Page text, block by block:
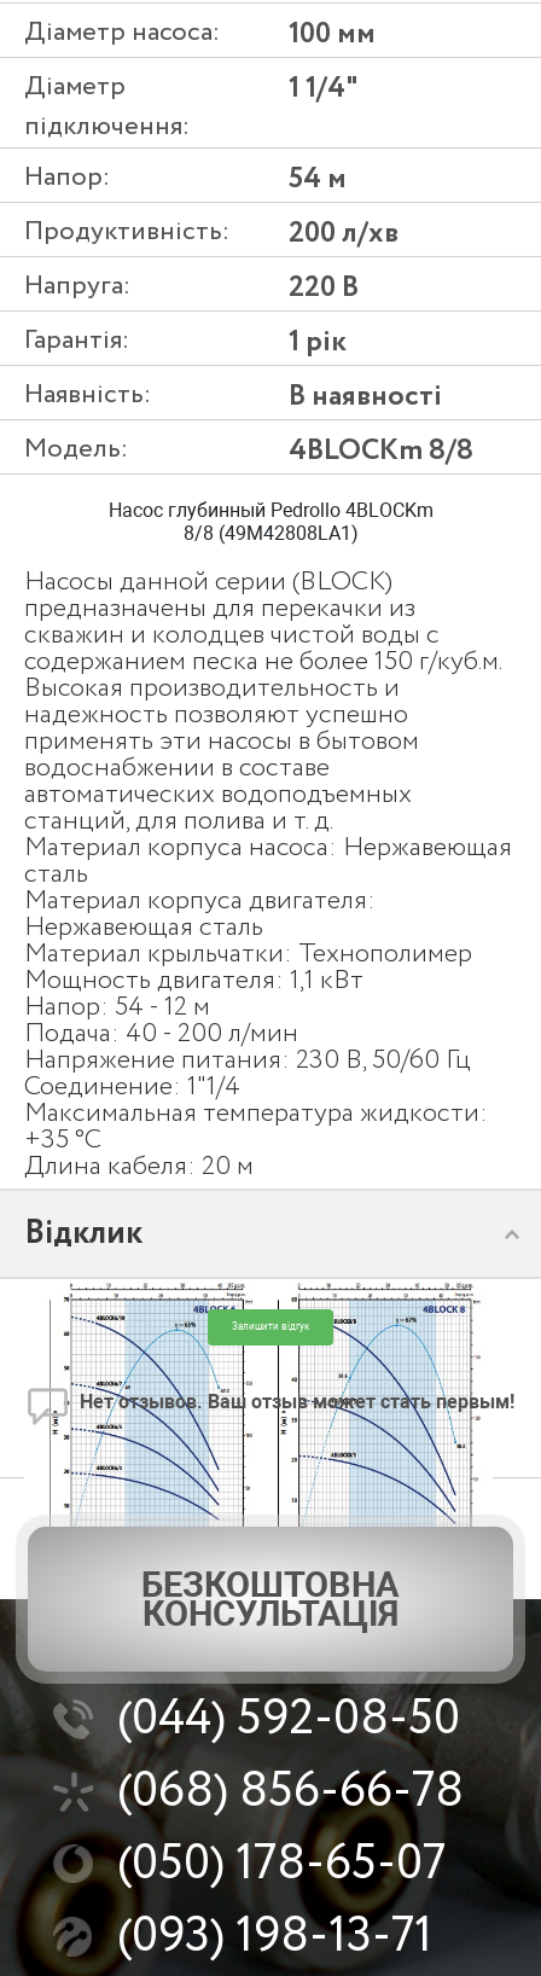
Діаметр насоса: 100 мм
Діаметр
підключення:
1 1/4"
Напор: 54 м
Продуктивність: 200 л/хв
Напруга: 220 В
Гарантія: 1 рік
Наявність: В наявності
Модель: 4BLOCKm 8/8
Насос глубинный Pedrollo 4BLOCKm
8/8 (49M42808LA1)
Насосы данной серии (BLOCK)
предназначены для перекачки из
скважин и колодцев чистой воды с
содержанием песка не более 150 г/куб.м.
Высокая производительность и
надежность позволяют успешно
применять эти насосы в бытовом
водоснабжении в составе
автоматических водоподъемных
станций, для полива и т. д.
Материал корпуса насоса: Нержавеющая
сталь
Материал корпуса двигателя:
Нержавеющая сталь
Материал крыльчатки: Технополимер
Мощность двигателя: 1,1 кВт
Напор: 54 - 12 м
Подача: 40 - 200 л/мин
Напряжение питания: 230 В, 50/60 Гц
Соединение: 1"1/4
Максимальная температура жидкости:
+35 °С
Длина кабеля: 20 м
Pedrollo 4BLOCKm 8/8
Відклик
Залишити відгук
Нет отзывов. Ваш отзыв может стать первым!
БЕЗКОШТОВНА
КОНСУЛЬТАЦІЯ
(044)592-08-50
(068) 856-66-78
(050)178-65-07
(093)198-13-71